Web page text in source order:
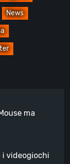
News
ma
videogiochi